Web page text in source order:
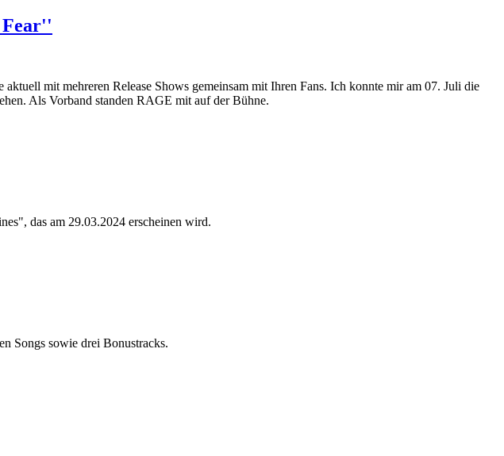
Fear''
mit mehreren Release Shows gemeinsam mit Ihren Fans. Ich konnte mir am 07. Juli die
Als Vorband standen RAGE mit auf der Bühne.
das am 29.03.2024 erscheinen wird.
Songs sowie drei Bonustracks.